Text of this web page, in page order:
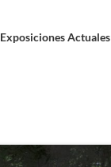
Exposiciones Actuales